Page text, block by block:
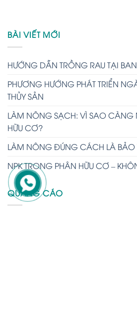
BÀI VIẾT MỚI
HƯỚNG DẪN TRỒNG RAU TẠI
PHƯƠNG HƯỚNG PHÁT TRIỂN
THỦY SẢN
LÀM NÔNG SẠCH: VÌ SAO CÀNG
HỮU CƠ?
LÀM NÔNG ĐÚNG CÁCH LÀ BẢO
NPK TRONG PHÂN HỮU CƠ –
QUẢNG CÁO